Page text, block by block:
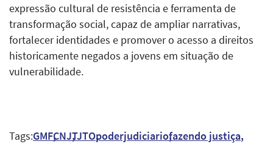
expressão cultural de resistência e ferramenta de
transformação social, capaz de ampliar narrativas,
fortalecer identidades e promover o acesso a direitos
historicamente negados a jovens em situação de
vulnerabilidade.
Tags:GMFCNJTJTOpoderjudiciariofazendo justiça